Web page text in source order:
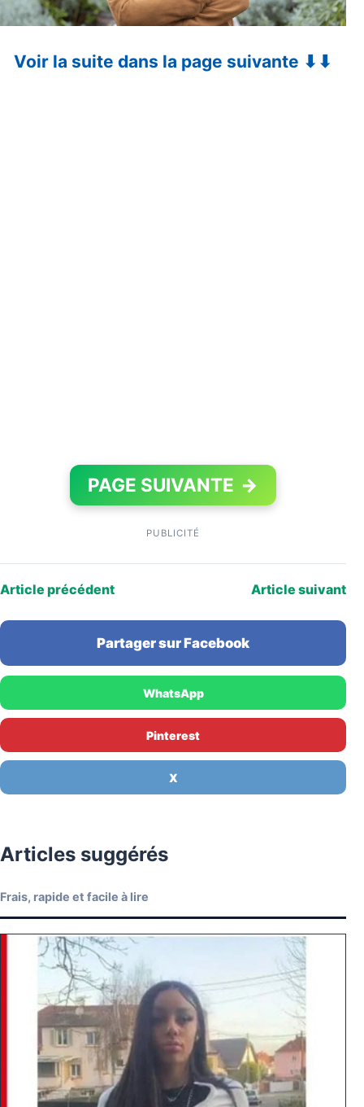
Voir la suite dans la page suivante ⬇⬇
PAGE SUIVANTE →
PUBLICITÉ
Article précédent Article suivant
Partager sur Facebook
WhatsApp
Pinterest
X
Articles suggérés
Frais, rapide et facile à lire